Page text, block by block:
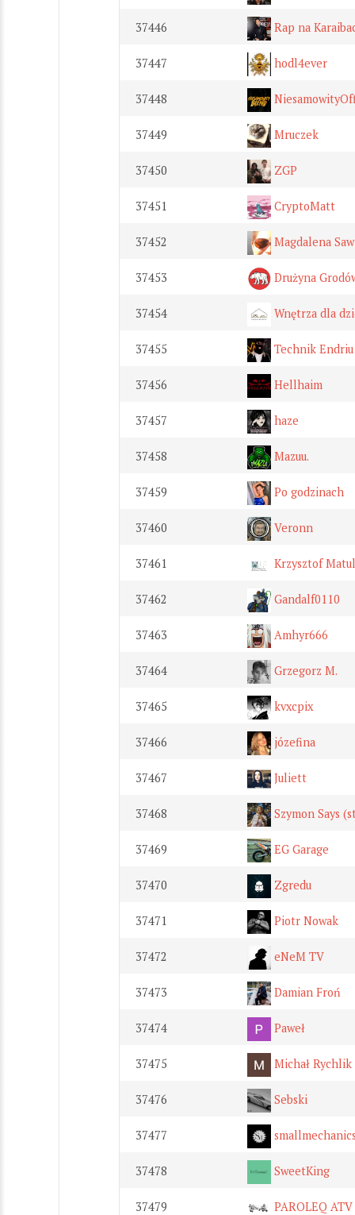
37446 Rap na
37447 hodl4ever
37448
37449 Mruczek
37450 ZGP
37451 CryptoMatt
37452 Magdalena
37453 Drużyna
37454 Wnętrza dla
37455 Technik Endriu
37456 Hellhaim
37457 haze
37458 Mazuu.
37459 Po godzinach
37460 Veronn
37461 Krzysztof
37462 Gandalf0110
37463 Amhyr666
37464 Grzegorz M.
37465 kvxcpix
37466 józefina
37467 Juliett
37468 Szymon Says
37469 EG Garage
37470 Zgredu
37471 Piotr Nowak
37472 eNeM TV
37473 Damian Froń
37474 Paweł
37475 Michał Rychlik
37476 Sebski
37477
37478 SweetKing
37479 PAROLEQ ATV